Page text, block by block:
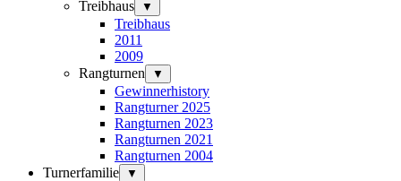
Treibhaus
▼
Treibhaus
2011
2009
Rangturnen
▼
Gewinnerhistory
Rangturner 2025
Rangturnen 2023
Rangturnen 2021
Rangturnen 2004
Turnerfamilie
▼